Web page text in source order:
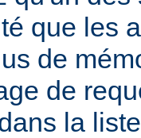
que les
de
de
la